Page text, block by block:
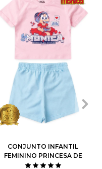
1 6
10
CONJUNTO INFANTIL
FEMININO PRINCESA DE
ATITUDE - TURMA DA